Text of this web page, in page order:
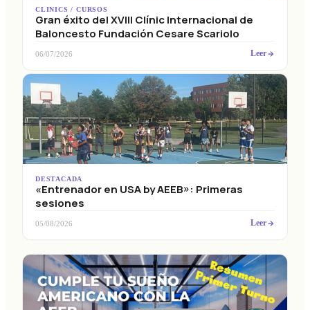
CLINICS / CURSOS
Gran éxito del XVIII Clínic Internacional de
Baloncesto Fundación Cesare Scariolo
06/07/2026 Leer
DESTACADA
«Entrenador en USA by AEEB»: Primeras
sesiones
05/08/2026 Leer